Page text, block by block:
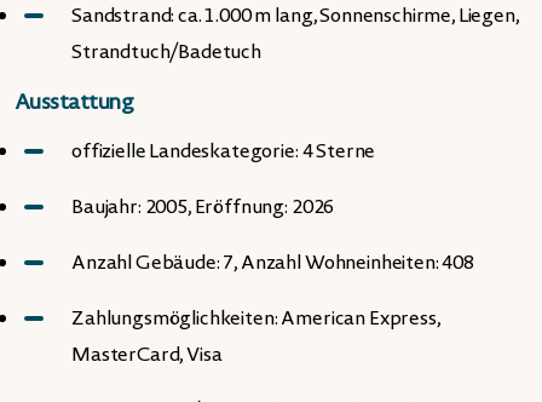
Sandstrand: ca. 1.000 m lang, Sonnenschirme, Liegen,
Strandtuch/Badetuch
Ausstattung
offizielle Landeskategorie: 4 Sterne
Baujahr: 2005, Eröffnung: 2026
Anzahl Gebäude: 7, Anzahl Wohneinheiten: 408
Zahlungsmöglichkeiten: American Express,
MasterCard, Visa